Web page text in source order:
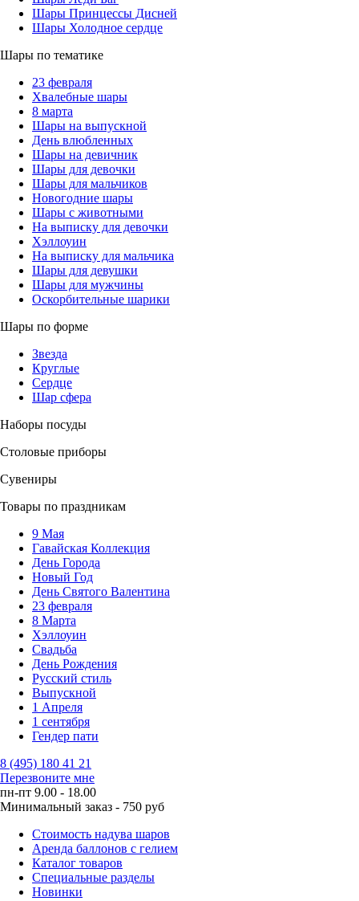
Шары Принцессы Дисней
Шары Холодное сердце
Шары по тематике
23 февраля
Хвалебные шары
8 марта
Шары на выпускной
День влюбленных
Шары на девичник
Шары для девочки
Шары для мальчиков
Новогодние шары
Шары с животными
На выписку для девочки
Хэллоуин
На выписку для мальчика
Шары для девушки
Шары для мужчины
Оскорбительные шарики
Шары по форме
Звезда
Круглые
Сердце
Шар сфера
Наборы посуды
Столовые приборы
Сувениры
Товары по праздникам
9 Мая
Гавайская Коллекция
День Города
Новый Год
День Святого Валентина
23 февраля
8 Марта
Хэллоуин
Свадьба
День Рождения
Русский стиль
Выпускной
1 Апреля
1 сентября
Гендер пати
8 (495) 180 41 21
Перезвоните мне
пн-пт 9.00 - 18.00
Минимальный заказ - 750 руб
Стоимость надува шаров
Аренда баллонов с гелием
Каталог товаров
Специальные разделы
Новинки